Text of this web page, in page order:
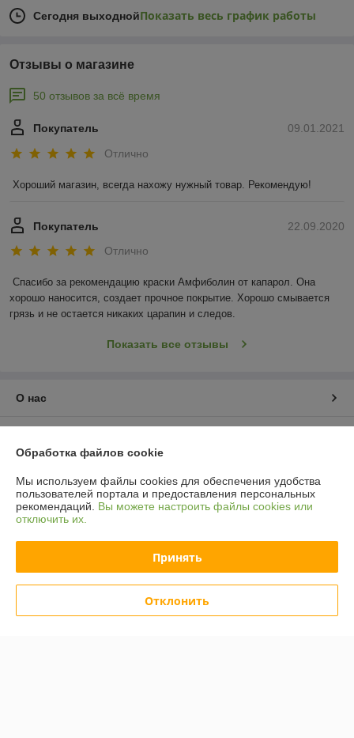
Сегодня выходнойПоказать весь график работы
Отзывы о магазине
50 отзывов за всё время
09.01.2021
Покупатель
Отлично
Хороший магазин, всегда нахожу нужный товар. Рекомендую!
22.09.2020
Покупатель
Отлично
Спасибо за рекомендацию краски Амфиболин от капарол. Она
хорошо наносится, создает прочное покрытие. Хорошо смывается
грязь и не остается никаких царапин и следов.
Показать все отзывы
О нас
График работы
Полная версия сайта
Политика обработки cookies
Обработка файлов cookie
Мы используем файлы cookies для обеспечения удобства
пользователей портала и предоставления персональных
рекомендаций. Вы можете настроить файлы cookies или
отключить их.
Принять
Отклонить